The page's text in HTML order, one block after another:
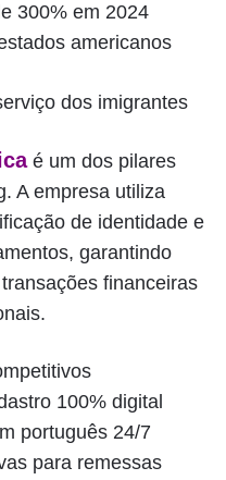
300% em 2024
americanos
dos imigrantes
é um dos pilares
A empresa utiliza
de identidade e
garantindo
financeiras
100% digital
português 24/7
para remessas